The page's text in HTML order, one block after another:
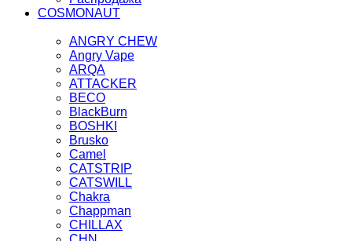
COSMONAUT
ANGRY CHEW
Angry Vape
ARQA
ATTACKER
BECO
BlackBurn
BOSHKI
Brusko
Camel
CATSTRIP
CATSWILL
Chakra
Chappman
CHILLAX